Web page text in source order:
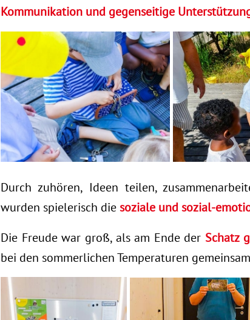
Kommunikation und gegenseitige
Durch zuhören, Ideen teilen,
wurden spielerisch die soziale und sozial-
Die Freude war groß, als am Ende der Schatz
bei den sommerlichen Temperaturen